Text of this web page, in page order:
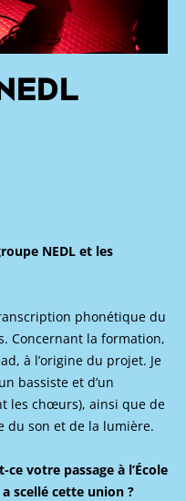
NEDL et les
phonétique du
Concernant la formation,
à l’origine du projet. Je
bassiste et d’un
les chœurs), ainsi que de
du son et de la lumière.
votre passage à l’École
scellé cette union ?